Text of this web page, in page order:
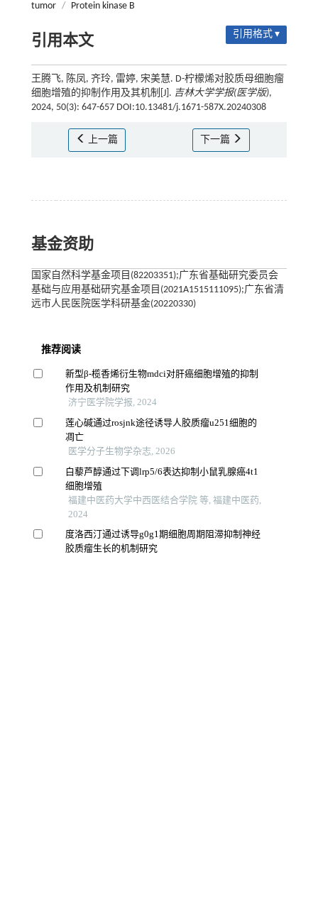
tumor / Protein kinase B
引用本文 引用格式 ▾
王腾飞, 陈凤, 齐玲, 雷婷, 宋美慧. D-柠檬烯对胶质母细胞瘤
细胞增殖的抑制作用及其机制[J]. 吉林大学学报(医学版),
2024, 50(3): 647-657 DOI:10.13481/j.1671-587X.20240308
上一篇 下一篇
基金资助
国家自然科学基金项目(82203351);广东省基础研究委员会
基础与应用基础研究基金项目(2021A1515111095);广东省清
远市人民医院医学科研基金(20220330)